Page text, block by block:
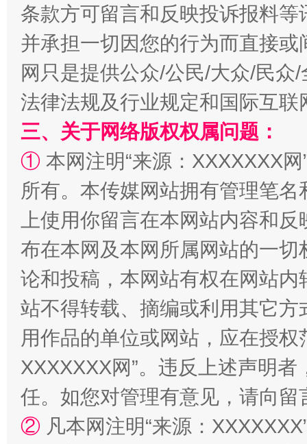
国家大学科技园优化重塑工作
扯下公款旅游的“隐身衣” 如何以
条款方可留言和反映投诉报料
并承担一切因您的行为而直接
网只是提供公众/公民/大众/民
法律法规及行业规定和国际互
三、关于网络版权权属问题：
① 本网注明“来源：XXXXXXX
所有。本传媒网站拥有管理笔
上使用你留言在本网站内容和
布在本网及本网所属网站的一
论和投稿，本网站有权在网站
站不得转载、摘编或利用其它
用作品的单位或网站，应在授
XXXXXXX网”。违反上述声明
任。如您对管理有意见，请向
② 凡本网注明“来源：